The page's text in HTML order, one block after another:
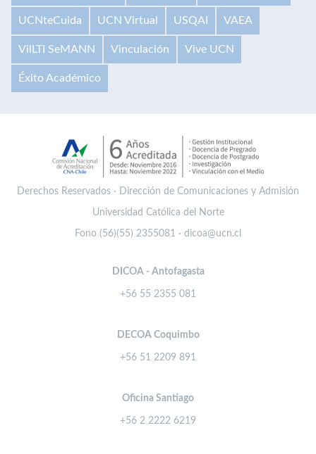
UCNteCuida UCN Virtual USQAI VAEA
VilLTI SeMANN Vinculación Vive UCN
Éxito Académico
Derechos Reservados · Dirección de Comunicaciones y Admisión
Universidad Católica del Norte
Fono (56)(55) 2355081 · dicoa@ucn.cl
DICOA - Antofagasta
+56 55 2355 081
DECOA Coquimbo
+56 51 2209 891
Oficina Santiago
+56 2 2222 6219